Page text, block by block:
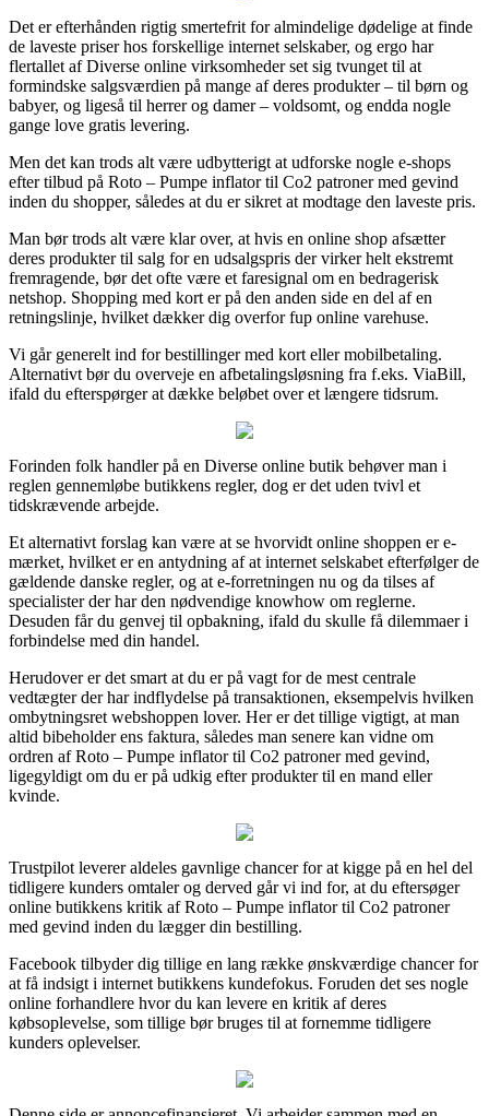
Det er efterhånden rigtig smertefrit for almindelige dødelige at finde
de laveste priser hos forskellige internet selskaber, og ergo har
flertallet af Diverse online virksomheder set sig tvunget til at
formindske salgsværdien på mange af deres produkter – til børn og
babyer, og ligeså til herrer og damer – voldsomt, og endda nogle
gange love gratis levering.
Men det kan trods alt være udbytterigt at udforske nogle e-shops
efter tilbud på Roto – Pumpe inflator til Co2 patroner med gevind
inden du shopper, således at du er sikret at modtage den laveste pris.
Man bør trods alt være klar over, at hvis en online shop afsætter
deres produkter til salg for en udsalgspris der virker helt ekstremt
fremragende, bør det ofte være et faresignal om en bedragerisk
netshop. Shopping med kort er på den anden side en del af en
retningslinje, hvilket dækker dig overfor fup online varehuse.
Vi går generelt ind for bestillinger med kort eller mobilbetaling.
Alternativt bør du overveje en afbetalingsløsning fra f.eks. ViaBill,
ifald du efterspørger at dække beløbet over et længere tidsrum.
Forinden folk handler på en Diverse online butik behøver man i
reglen gennemløbe butikkens regler, dog er det uden tvivl et
tidskrævende arbejde.
Et alternativt forslag kan være at se hvorvidt online shoppen er e-
mærket, hvilket er en antydning af at internet selskabet efterfølger de
gældende danske regler, og at e-forretningen nu og da tilses af
specialister der har den nødvendige knowhow om reglerne.
Desuden får du genvej til opbakning, ifald du skulle få dilemmaer i
forbindelse med din handel.
Herudover er det smart at du er på vagt for de mest centrale
vedtægter der har indflydelse på transaktionen, eksempelvis hvilken
ombytningsret webshoppen lover. Her er det tillige vigtigt, at man
altid bibeholder ens faktura, således man senere kan vidne om
ordren af Roto – Pumpe inflator til Co2 patroner med gevind,
ligegyldigt om du er på udkig efter produkter til en mand eller
kvinde.
Trustpilot leverer aldeles gavnlige chancer for at kigge på en hel del
tidligere kunders omtaler og derved går vi ind for, at du eftersøger
online butikkens kritik af Roto – Pumpe inflator til Co2 patroner
med gevind inden du lægger din bestilling.
Facebook tilbyder dig tillige en lang række ønskværdige chancer for
at få indsigt i internet butikkens kundefokus. Foruden det ses nogle
online forhandlere hvor du kan levere en kritik af deres
købsoplevelse, som tillige bør bruges til at fornemme tidligere
kunders oplevelser.